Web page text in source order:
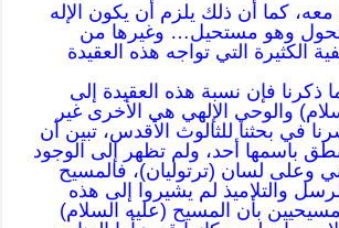
كما أن ذلك يلزم أن يكون الإله
وهو مستحيل… وغيرها من
الكثيرة التي تواجه هذه العقيدة
ذكرنا فإن نسبة هذه العقيدة إلى
والوحي الإلهي هي الأخرى غير
في بحثنا للثالوث الأقدس، تبين أن
باسمها أحد، ولم تظهر إلى الوجود
وعلى لسان (ترتوليان)، فالمسيح
والتلاميذ لم يشيروا إلى هذه
بأن المسيح (عليه السلام)